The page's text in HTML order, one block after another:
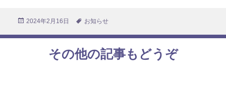
投
日:
2024年2月16日
タ
お知らせ
その他の記事もどうぞ